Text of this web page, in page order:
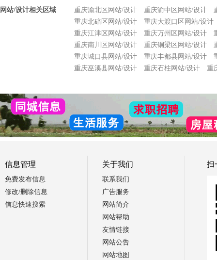
网站/设计相关区域 重庆渝北区网站/设计 重庆渝中区网站/设计
重庆北碚区网站/设计
重庆大渡口区网站/设计
重庆江津区网站/设计
重庆万州区网站/设计
重庆南川区网站/设计
重庆铜梁区网站/设计
重庆城口县网站/设计
重庆丰都县网站/设计
重庆巫溪县网站/设计
重庆石柱网站/设计 重
信息管理
免费发布信息
修改/删除信息
信息快速搜索
关于我们
联系我们
广告服务
网站简介
网站帮助
友情链接
网站公告
网站地图
扫